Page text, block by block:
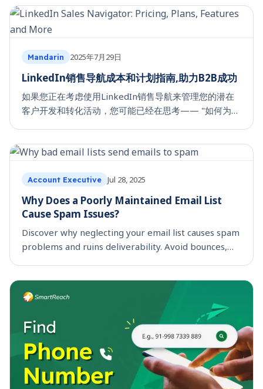
Naviga
Mandarin 2025年7月29日
LinkedIn销售导航成本和计划指南,助力B2B成功
如果您正在考虑使用LinkedIn销售导航来管理您的潜在
客户开发和转化活动，您可能已经在思考—— "如何为我
售导航成本是多少？" "这些计划的投资回报率如何？"等
本博客将为您全面介绍LinkedIn销售导航：其成本、功
能、对各种
Account Executive Jul 28, 2025
Why Does a Poorly Maintained Email List
Cause Spam Issues?
Discover why neglecting your email list causes spam
problems and ruins deliverability. Avoid bounces,